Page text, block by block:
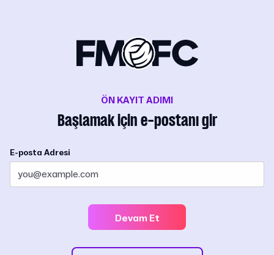
ÖN KAYIT ADIMI
Başlamak için e-postanı gir
E-posta Adresi
Devam Et